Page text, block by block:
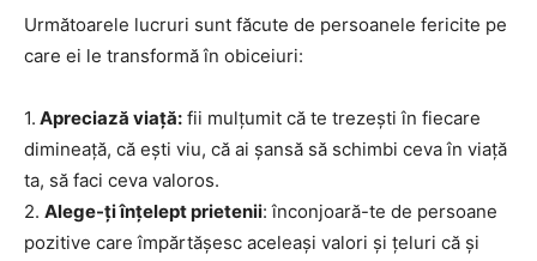
Următoarele lucruri sunt făcute de persoanele fericite pe
care ei le transformă în obiceiuri:
1. Apreciază viaţă: fii mulţumit că te trezeşti în fiecare
dimineaţă, că eşti viu, că ai şansă să schimbi ceva în viaţă
ta, să faci ceva valoros.
2. Alege-ţi înţelept prietenii: înconjoară-te de persoane
pozitive care împărtăşesc aceleaşi valori şi ţeluri că şi